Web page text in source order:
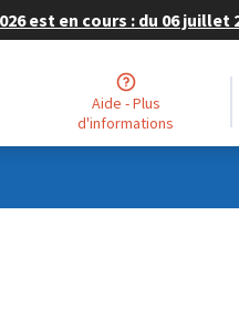
est en cours : du 06 juillet
Aide - Plus
d'informations